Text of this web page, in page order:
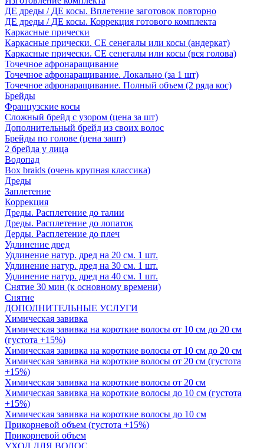
ДЕ дреды / ДЕ косы. Вплетение заготовок повторно
ДЕ дреды / ДЕ косы. Коррекция готового комплекта
Каркасные прически
Каркасные прически. СЕ сенегалы или косы (андеркат)
Каркасные прически. СЕ сенегалы или косы (вся голова)
Точечное афронаращивание
Точечное афронаращивание. Локально (за 1 шт)
Точечное афронаращивание. Полный объем (2 ряда кос)
Брейды
Французские косы
Сложный брейд с узором (цена за шт)
Дополнительный брейд из своих волос
Брейды по голове (цена зашт)
2 брейда у лица
Водопад
Box braids (очень крупная классика)
Дреды
Заплетение
Коррекция
Дреды. Расплетение до талии
Дреды. Расплетение до лопаток
Дерды. Расплетение до плеч
Удлинение дред
Удлинение натур. дред на 20 см. 1 шт.
Удлинение натур. дред на 30 см. 1 шт.
Удлинение натур. дред на 40 см. 1 шт.
Снятие 30 мин (к основному времени)
Снятие
ДОПОЛНИТЕЛЬНЫЕ УСЛУГИ
Химическая завивка
Химическая завивка на короткие волосы от 10 см до 20 см
(густота +15%)
Химическая завивка на короткие волосы от 10 см до 20 см
Химическая завивка на короткие волосы от 20 см (густота
+15%)
Химическая завивка на короткие волосы от 20 см
Химическая завивка на короткие волосы до 10 см (густота
+15%)
Химическая завивка на короткие волосы до 10 см
Прикорневой объем (густота +15%)
Прикорневой объем
УХОД ДЛЯ ВОЛОС